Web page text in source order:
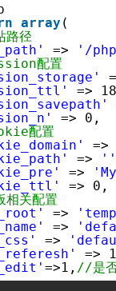
array (
径
=>
'/
配置
=>
=> 0,
配置
=>
=> ''
=>
=> 0,
关配置
=>
=>
=>
=>
=>1, //是否